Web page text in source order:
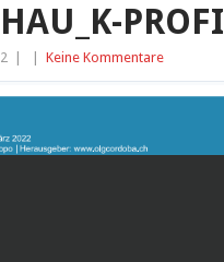
PROFI
Keine Kommentare